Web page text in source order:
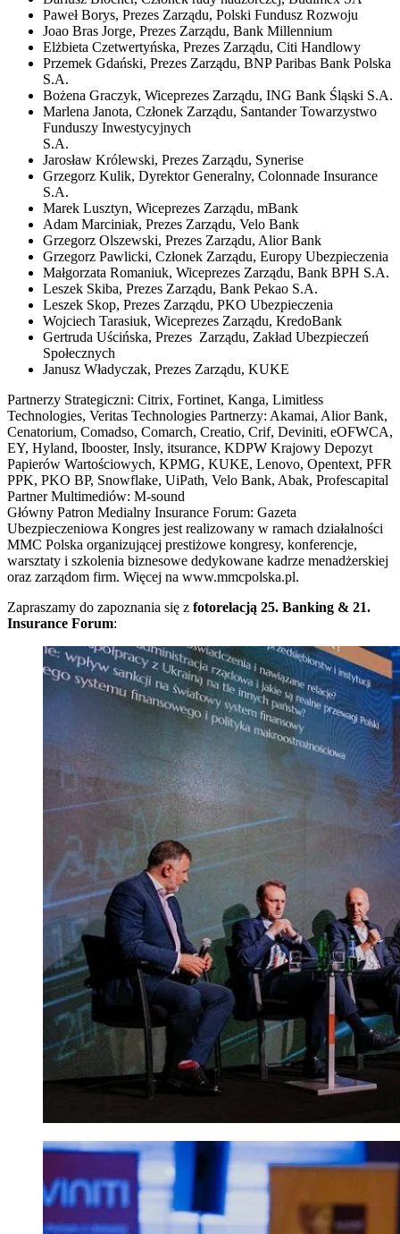
Paweł Borys, Prezes Zarządu, Polski Fundusz Rozwoju
Joao Bras Jorge, Prezes Zarządu, Bank Millennium
Elżbieta Czetwertyńska, Prezes Zarządu, Citi Handlowy
Przemek Gdański, Prezes Zarządu, BNP Paribas Bank Polska
S.A.
Bożena Graczyk, Wiceprezes Zarządu, ING Bank Śląski S.A.
Marlena Janota, Członek Zarządu, Santander Towarzystwo
Funduszy Inwestycyjnych
S.A.
Jarosław Królewski, Prezes Zarządu, Synerise
Grzegorz Kulik, Dyrektor Generalny, Colonnade Insurance
S.A.
Marek Lusztyn, Wiceprezes Zarządu, mBank
Adam Marciniak, Prezes Zarządu, Velo Bank
Grzegorz Olszewski, Prezes Zarządu, Alior Bank
Grzegorz Pawlicki, Członek Zarządu, Europy Ubezpieczenia
Małgorzata Romaniuk, Wiceprezes Zarządu, Bank BPH S.A.
Leszek Skiba, Prezes Zarządu, Bank Pekao S.A.
Leszek Skop, Prezes Zarządu, PKO Ubezpieczenia
Wojciech Tarasiuk, Wiceprezes Zarządu, KredoBank
Gertruda Uścińska, Prezes Zarządu, Zakład Ubezpieczeń
Społecznych
Janusz Władyczak, Prezes Zarządu, KUKE
Partnerzy Strategiczni: Citrix, Fortinet, Kanga, Limitless
Technologies, Veritas Technologies Partnerzy: Akamai, Alior Bank,
Cenatorium, Comadso, Comarch, Creatio, Crif, Deviniti, eOFWCA,
EY, Hyland, Ibooster, Insly, itsurance, KDPW Krajowy Depozyt
Papierów Wartościowych, KPMG, KUKE, Lenovo, Opentext, PFR
PPK, PKO BP, Snowflake, UiPath, Velo Bank, Abak, Profescapital
Partner Multimediów: M-sound
Główny Patron Medialny Insurance Forum: Gazeta
Ubezpieczeniowa Kongres jest realizowany w ramach działalności
MMC Polska organizującej prestiżowe kongresy, konferencje,
warsztaty i szkolenia biznesowe dedykowane kadrze menadżerskiej
oraz zarządom firm. Więcej na www.mmcpolska.pl.
Zapraszamy do zapoznania się z fotorelacją 25. Banking & 21.
Insurance Forum: